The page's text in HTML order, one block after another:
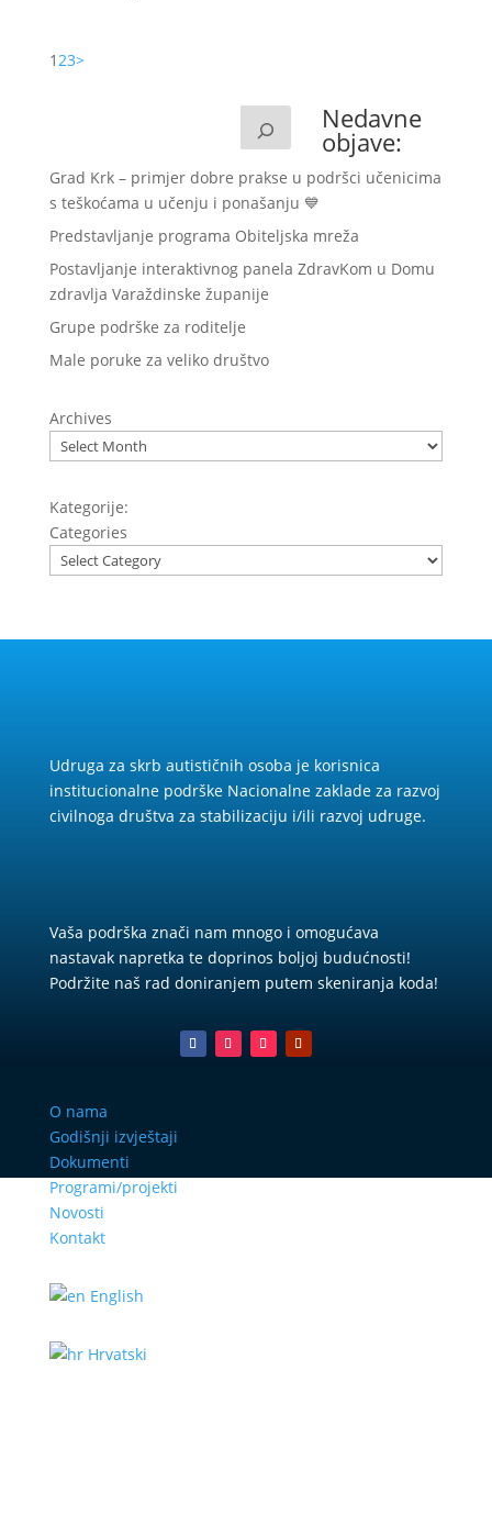
123>
Nedavne
objave:
Grad Krk – primjer dobre prakse u podršci učenicima
s teškoćama u učenju i ponašanju 💙
Predstavljanje programa Obiteljska mreža
Postavljanje interaktivnog panela ZdravKom u Domu
zdravlja Varaždinske županije
Grupe podrške za roditelje
Male poruke za veliko društvo
Archives
Kategorije:
Categories
Udruga za skrb autističnih osoba je korisnica
institucionalne podrške Nacionalne zaklade za razvoj
civilnoga društva za stabilizaciju i/ili razvoj udruge.
Vaša podrška znači nam mnogo i omogućava
nastavak napretka te doprinos boljoj budućnosti!
Podržite naš rad doniranjem putem skeniranja koda!
O nama
Godišnji izvještaji
Dokumenti
Programi/projekti
Novosti
Kontakt
English
Hrvatski